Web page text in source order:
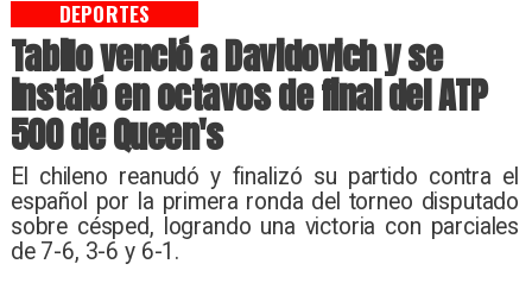
Tabilo venció a Davidovich y se
instaló en octavos de final del ATP
500 de Queen's
El chileno reanudó y finalizó su partido contra el
español por la primera ronda del torneo disputado
sobre césped, logrando una victoria con parciales
de 7-6, 3-6 y 6-1.
DEPORTES